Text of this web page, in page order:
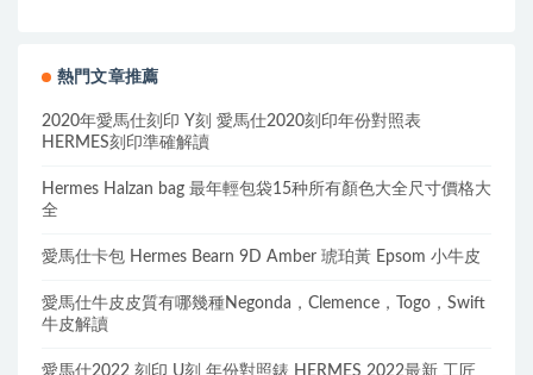
熱門文章推薦
2020年愛馬仕刻印 Y刻 愛馬仕2020刻印年份對照表
HERMES刻印準確解讀
Hermes Halzan bag 最年輕包袋15种所有顏色大全尺寸價格大
全
愛馬仕卡包 Hermes Bearn 9D Amber 琥珀黃 Epsom 小牛皮
愛馬仕牛皮皮質有哪幾種Negonda，Clemence，Togo，Swift
牛皮解讀